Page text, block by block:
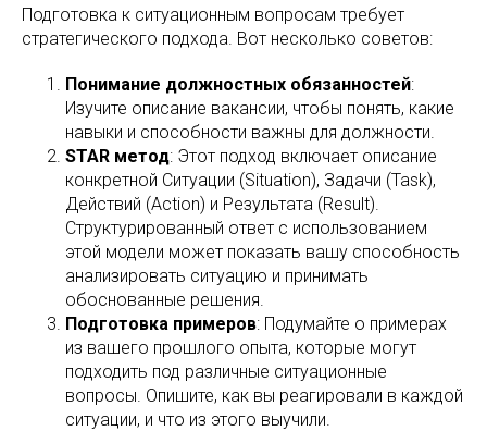
Подготовка к ситуационным вопросам требует
стратегического подхода. Вот несколько советов:
Понимание должностных обязанностей:
Изучите описание вакансии, чтобы понять, какие
навыки и способности важны для должности.
STAR метод: Этот подход включает описание
конкретной Ситуации (Situation), Задачи (Task),
Действий (Action) и Результата (Result).
Структурированный ответ с использованием
этой модели может показать вашу способность
анализировать ситуацию и принимать
обоснованные решения.
Подготовка примеров: Подумайте о примерах
из вашего прошлого опыта, которые могут
подходить под различные ситуационные
вопросы. Опишите, как вы реагировали в каждой
ситуации, и что из этого выучили.